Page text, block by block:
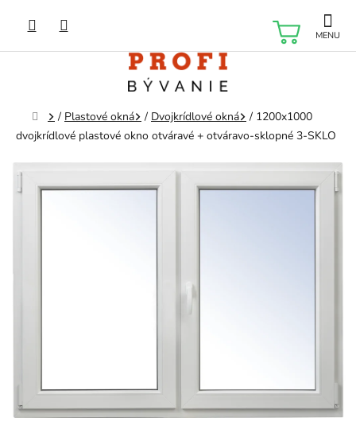
obsah
Domov
/ Plastové okná / Dvojkrídlové okná / 1200x1000
dvojkrídlové plastové okno otváravé + otváravo-sklopné 3-SKLO